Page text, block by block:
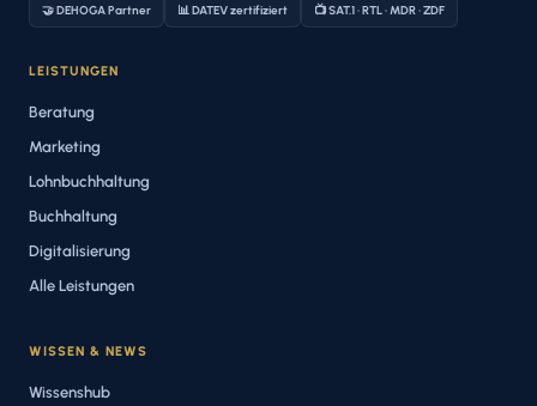
🤝 DEHOGA Partner 📊 DATEV zertifiziert 📺 SAT.1 · RTL · MDR · ZDF
LEISTUNGEN
Beratung
Marketing
Lohnbuchhaltung
Buchhaltung
Digitalisierung
Alle Leistungen
WISSEN & NEWS
Wissenshub